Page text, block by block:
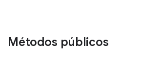
Métodos públicos